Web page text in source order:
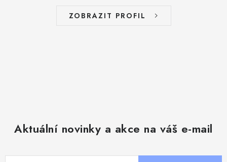
ZOBRAZIT PROFIL
Aktuální novinky a akce na váš e-mail